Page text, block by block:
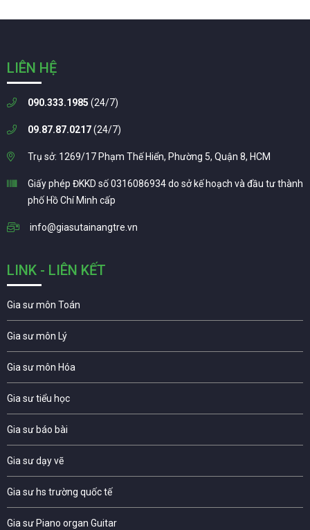
LIÊN HỆ
090.333.1985 (24/7)
09.87.87.0217(24/7)
Trụ sở: 1269/17 Phạm Thế Hiển, Phường 5, Quận 8, HCM
Giấy phép ĐKKD số 0316086934 do sở kế hoạch và đầu tư thành
phố Hồ Chí Minh cấp
info@giasutainangtre.vn
LINK - LIÊN KẾT
Gia sư môn Toán
Gia sư môn Lý
Gia sư môn Hóa
Gia sư tiểu học
Gia sư báo bài
Gia sư dạy vẽ
Gia sư hs trường quốc tế
Gia sư Piano organ Guitar